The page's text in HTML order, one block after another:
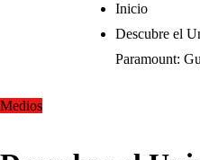
Inicio
Descubre el
Paramount:
Medios